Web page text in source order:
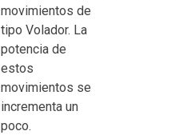
movimientos de
tipo Volador. La
potencia de
estos
movimientos se
incrementa un
poco.